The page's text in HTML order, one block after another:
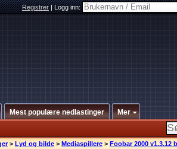
Registrer|Logg inn:
Mest populære nedlastinger Mer
> Lyd og bilde > Mediaspillere > Foobar 2000 v1.3.12